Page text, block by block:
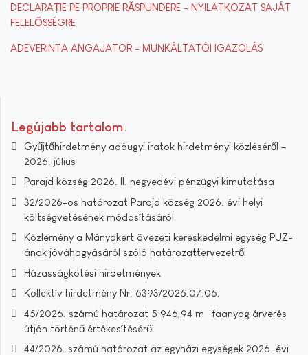
DECLARAȚIE PE PROPRIE RĂSPUNDERE - NYILATKOZAT SAJÁT
FELELŐSSÉGRE
ADEVERINTA ANGAJATOR - MUNKÁLTATÓI IGAZOLÁS
Legújabb tartalom
Gyűjtőhirdetmény adóügyi iratok hirdetményi közléséről –
2026. július
Parajd község 2026. II. negyedévi pénzügyi kimutatása
32/2026-os határozat Parajd község 2026. évi helyi
költségvetésének módosításáról
Közlemény a Mányakert övezeti kereskedelmi egység PUZ-
ának jóváhagyásáról szóló határozattervezetről
Házasságkötési hirdetmények
Kollektív hirdetmény Nr. 6393/2026.07.06.
45/2026. számú határozat 5 946,94 m³ faanyag árverés
útján történő értékesítéséről
44/2026. számú határozat az egyházi egységek 2026. évi